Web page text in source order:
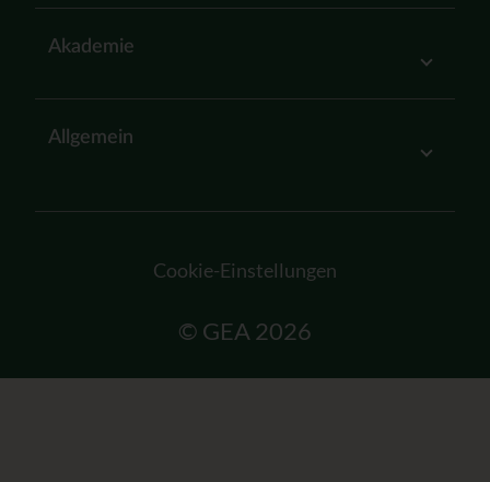
Akademie
Allgemein
© GEA 2026
Cookie-Einstellungen